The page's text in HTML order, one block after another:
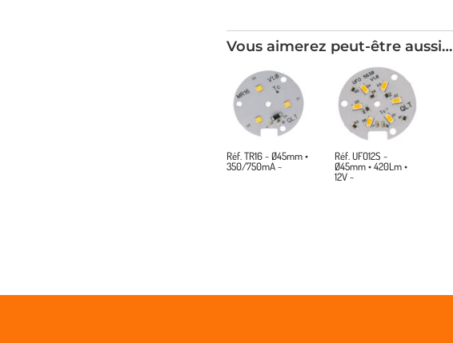
Vous aimerez peut-être aussi…
Réf. TR16 ~ Ø45mm •
350/750mA ~
Réf. UFO12S ~
Ø45mm • 420Lm •
12V ~